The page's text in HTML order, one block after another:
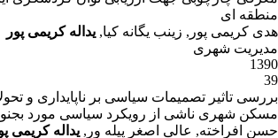
منطقه ای
هدی کریمی پور, زینب یگانه کیا, یداله کریمی پور
مدیریت شهری
1390
39
بررسی تاثیر تصمیمات سیاسی بر ناپایداری و
مسکن شهری ناشی از رویکرد سیاسی مورد
حسن افراخته, عالی اصغر پیله ور, یداله کریمی